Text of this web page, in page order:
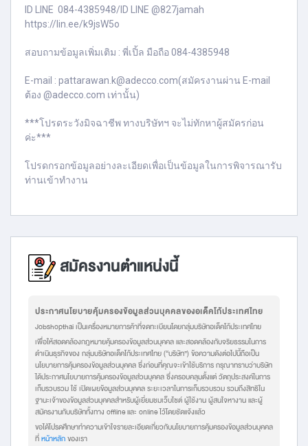
ID LINE 084-4385948/ID LINE @827jamah
https://lin.ee/k9jsW5o
สอบถามข้อมูลเพิ่มเติม : พี่เปิ้ล มือถือ 084-4385948
E-mail : pattarawan.k@adecco.com(สมัครงานผ่าน E-mail
ต้อง @adecco.com เท่านั้น)
***โปรดระวังมิจฉาชีพ ทางบริษัทฯ จะไม่ทักหาผู้สมัครก่อน
ค่ะ***
โปรดกรอกข้อมูลอย่างละเอียดเพื่อเป็นข้อมูลในการพิจารณารับ
ท่านเข้าทำงาน
สมัครงานตำแหน่งนี้
ประกาศนโยบายคุ้มครองข้อมูลส่วนบุคคลของอเด็คโก้ประเทศไทย
Jobshopthai เป็นเครื่องหมายการค้าที่จดทะเบียนโดยกลุ่มบริษัทอเด็คโก้ประเทศไทย
เพื่อให้สอดคล้องกฎหมายคุ้มครองข้อมูลส่วนบุคคล และสอดคล้องกับจริยธรรมในการ
ดำเนินธุรกิจของ กลุ่มบริษัทอเด็คโก้ประเทศไทย (“บริษัท”) ข้อความดังต่อไปนี้ถือเป็น
นโยบายการคุ้มครองข้อมูลส่วนบุคคล ซึ่งก่อนที่คุณจะเข้าใช้บริการ กรุณาทราบว่าบริษัท
ได้ประกาศนโยบายการคุ้มครองข้อมูลส่วนบุคคล ซึ่งครอบคลุมตั้งแต่ วัตถุประสงค์ในการ
เก็บรวบรวม ใช้ เปิดเผยข้อมูลส่วนบุคคล ระยะเวลาในการเก็บรวบรวม รวมถึงสิทธิใน
ฐานะเจ้าของข้อมูลส่วนบุคคลสำหรับผู้เยี่ยมชมเว็บไซต์ ผู้ใช้งาน ผู้สนใจหางาน และผู้
สมัครงานกับบริษัททั้งทาง offline และ online ไว้โดยชัดแจ้งแล้ว
ขอได้โปรดศึกษาทำความเข้าใจรายละเอียดเกี่ยวกับนโยบายการคุ้มครองข้อมูลส่วนบุคคล
ที่หน้าหลักของเรา